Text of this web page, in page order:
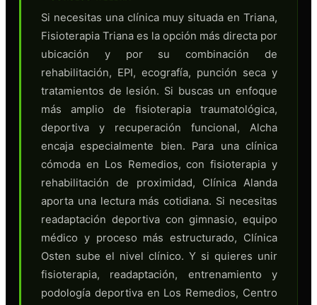
Si necesitas una clínica muy situada en Triana,
Fisioterapia Triana es la opción más directa por
ubicación y por su combinación de
rehabilitación, EPI, ecografía, punción seca y
tratamientos de lesión. Si buscas un enfoque
más amplio de fisioterapia traumatológica,
deportiva y recuperación funcional, Alcha
encaja especialmente bien. Para una clínica
cómoda en Los Remedios, con fisioterapia y
rehabilitación de proximidad, Clínica Alanda
aporta una lectura más cotidiana. Si necesitas
readaptación deportiva con gimnasio, equipo
médico y proceso más estructurado, Clínica
Osten sube el nivel clínico. Y si quieres unir
fisioterapia, readaptación, entrenamiento y
podología deportiva en Los Remedios, Centro